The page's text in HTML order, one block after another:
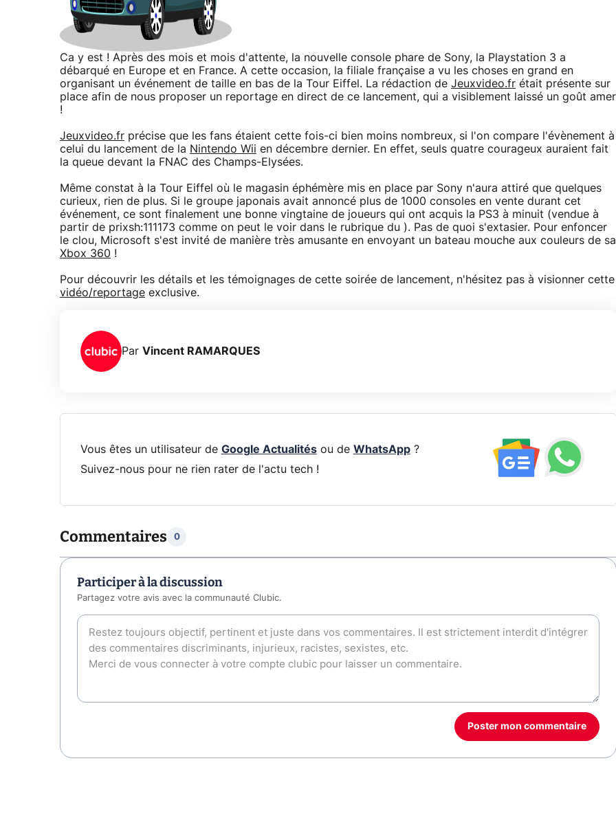
Ca y est ! Après des mois et mois d'attente, la nouvelle console phare de Sony, la Playstation 3 a
débarqué en Europe et en France. A cette occasion, la filiale française a vu les choses en grand en
organisant un événement de taille en bas de la Tour Eiffel. La rédaction de Jeuxvideo.fr était présente sur
place afin de nous proposer un reportage en direct de ce lancement, qui a visiblement laissé un goût amer
!
Jeuxvideo.fr précise que les fans étaient cette fois-ci bien moins nombreux, si l'on compare l'évènement à
celui du lancement de la Nintendo Wii en décembre dernier. En effet, seuls quatre courageux auraient fait
la queue devant la FNAC des Champs-Elysées.
Même constat à la Tour Eiffel où le magasin éphémère mis en place par Sony n'aura attiré que quelques
curieux, rien de plus. Si le groupe japonais avait annoncé plus de 1000 consoles en vente durant cet
événement, ce sont finalement une bonne vingtaine de joueurs qui ont acquis la PS3 à minuit (vendue à
partir de prixsh:111173 comme on peut le voir dans le rubrique du ). Pas de quoi s'extasier. Pour enfoncer
le clou, Microsoft s'est invité de manière très amusante en envoyant un bateau mouche aux couleurs de sa
Xbox 360 !
Pour découvrir les détails et les témoignages de cette soirée de lancement, n'hésitez pas à visionner cette
vidéo/reportage exclusive.
Par Vincent RAMARQUES
Vous êtes un utilisateur de Google Actualitésou de WhatsApp?
Suivez-nous pour ne rien rater de l'actu tech !
Commentaires 0
Participer à la discussion
Partagez votre avis avec la communauté Clubic.
Poster mon commentaire